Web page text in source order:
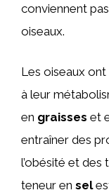
conviennent
oiseaux.
Les oiseaux ont
à leur
en graisses et
entraîner des
l’obésité et des
teneur en sel